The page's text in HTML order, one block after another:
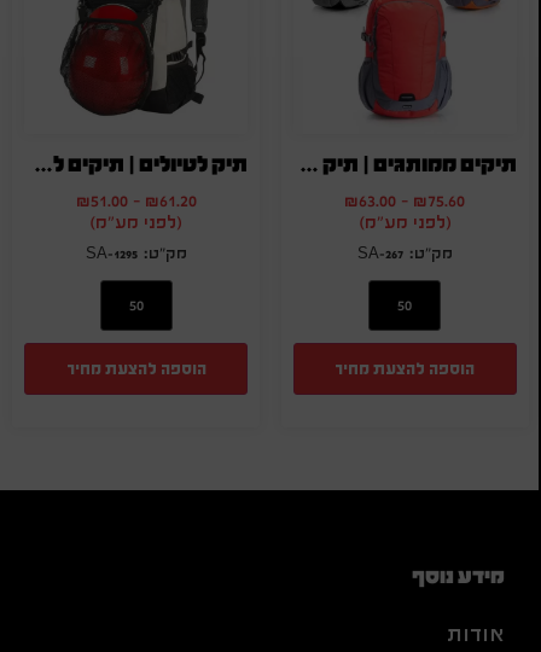
תיקים ממותגים | תיק גב לטיולים
₪75.60
-
₪63.00
(לפני מע"מ)
SA-267
הוספה להצעת מחיר
תיק לטיולים | תיקים לטיול | תיקים מיוחדים
₪61.20
-
₪51.00
(לפני מע"מ)
SA-1295
הוספה להצעת מחיר
מידע נוסף
אודות